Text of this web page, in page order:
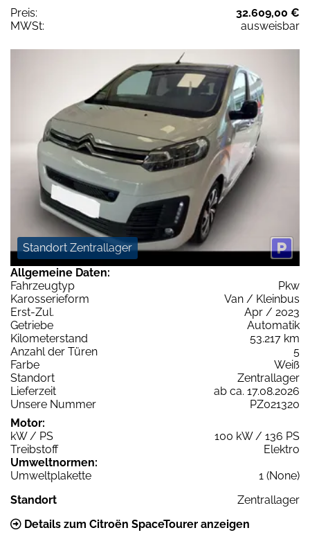
Preis:
32.609,00 €
MWSt:
ausweisbar
Standort Zentrallager
Allgemeine Daten:
Fahrzeugtyp
Pkw
Karosserieform
Van / Kleinbus
Erst-Zul.
Apr / 2023
Getriebe
Automatik
Kilometerstand
53.217 km
Anzahl der Türen
5
Farbe
Weiß
Standort
Zentrallager
Lieferzeit
ab ca. 17.08.2026
Unsere Nummer
PZ021320
Motor:
kW / PS
100 kW / 136 PS
Treibstoff
Elektro
Umweltnormen:
Umweltplakette
1 (None)
Standort
Zentrallager
Details zum Citroën SpaceTourer anzeigen